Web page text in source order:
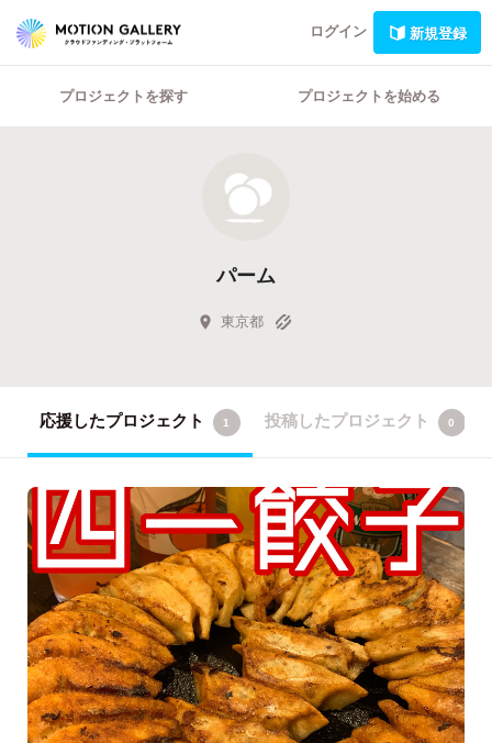
ログイン 新規登録
プロジェクトを探す プロジェクトを始める
パーム
東京都
応援したプロジェクト 1 投稿したプロジェクト 0